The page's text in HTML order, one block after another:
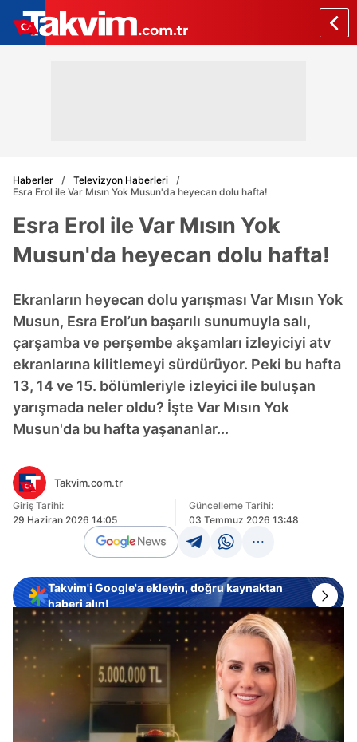
Haberler
Televizyon Haberleri
Esra Erol ile Var Mısın Yok Musun'da heyecan dolu hafta!
Esra Erol ile Var Mısın Yok
Musun'da heyecan dolu hafta!
Ekranların heyecan dolu yarışması Var Mısın Yok
Musun, Esra Erol’un başarılı sunumuyla salı,
çarşamba ve perşembe akşamları izleyiciyi atv
ekranlarına kilitlemeyi sürdürüyor. Peki bu hafta
13, 14 ve 15. bölümleriyle izleyici ile buluşan
yarışmada neler oldu? İşte Var Mısın Yok
Musun'da bu hafta yaşananlar...
Takvim.com.tr
Giriş Tarihi:
29 Haziran 2026 14:05
Güncelleme Tarihi:
03 Temmuz 2026 13:48
Takvim'i Google'a ekleyin, doğru kaynaktan
haberi alın!